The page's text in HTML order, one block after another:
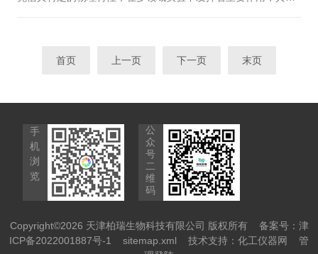
分析流程。在化学分析中，常用于分离待测溶液中的固体杂质，
首页 上一页 下一页 末页
手
机
浏
览
公
众
号
二
维
码
Copyright©2026 天津柏瑞生物科技有限公司 版权所有 备案号：津
ICP备2022001887号-1
sitemap.xml 技术支持： 化工仪器网
管